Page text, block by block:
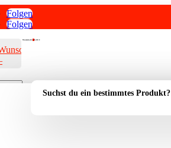
Folgen
Folgen
Warenkorb 0 0,00 €
Suchst du ein bestimmtes Produkt?